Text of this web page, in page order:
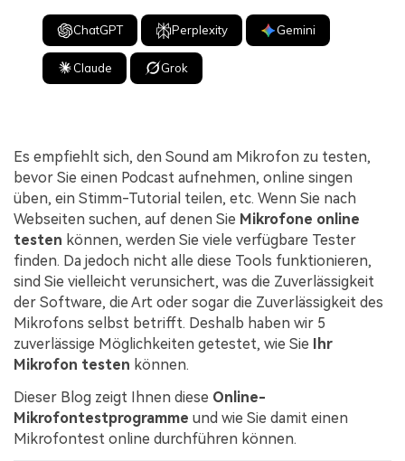
ChatGPT Perplexity Gemini
Claude Grok
Es empfiehlt sich, den Sound am Mikrofon zu testen,
bevor Sie einen Podcast aufnehmen, online singen
üben, ein Stimm-Tutorial teilen, etc. Wenn Sie nach
Webseiten suchen, auf denen Sie Mikrofone online
testen können, werden Sie viele verfügbare Tester
finden. Da jedoch nicht alle diese Tools funktionieren,
sind Sie vielleicht verunsichert, was die Zuverlässigkeit
der Software, die Art oder sogar die Zuverlässigkeit des
Mikrofons selbst betrifft. Deshalb haben wir 5
zuverlässige Möglichkeiten getestet, wie Sie Ihr
Mikrofon testen können.
Dieser Blog zeigt Ihnen diese Online-
Mikrofontestprogramme und wie Sie damit einen
Mikrofontest online durchführen können.